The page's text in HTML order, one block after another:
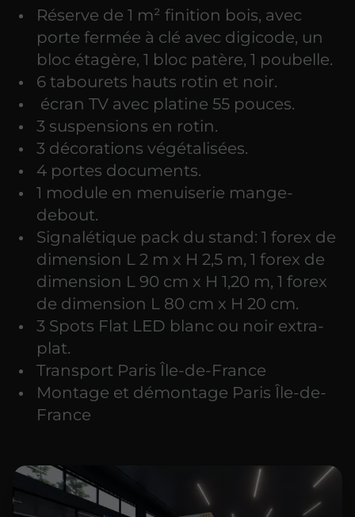
Réserve de 1 m² finition bois, avec
porte fermée à clé avec digicode, un
bloc étagère, 1 bloc patère, 1 poubelle.
6 tabourets hauts rotin et noir.
écran TV avec platine 55 pouces.
3 suspensions en rotin.
3 décorations végétalisées.
4 portes documents.
1 module en menuiserie mange-
debout.
Signalétique pack du stand: 1 forex de
dimension L 2 m x H 2,5 m, 1 forex de
dimension L 90 cm x H 1,20 m, 1 forex
de dimension L 80 cm x H 20 cm.
3 Spots Flat LED blanc ou noir extra-
plat.
Transport Paris Île-de-France
Montage et démontage Paris Île-de-
France